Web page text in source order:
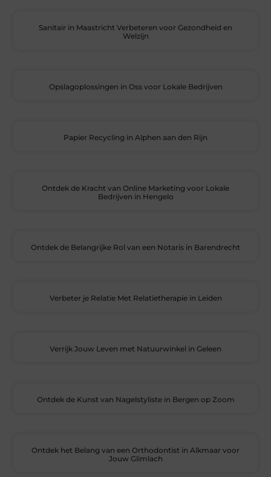
Sanitair in Maastricht Verbeteren voor Gezondheid en
Welzijn
Opslagoplossingen in Oss voor Lokale Bedrijven
Papier Recycling in Alphen aan den Rijn
Ontdek de Kracht van Online Marketing voor Lokale
Bedrijven in Hengelo
Ontdek de Belangrijke Rol van een Notaris in Barendrecht
Verbeter je Relatie Met Relatietherapie in Leiden
Verrijk Jouw Leven met Natuurwinkel in Geleen
Ontdek de Kunst van Nagelstyliste in Bergen op Zoom
Ontdek het Belang van een Orthodontist in Alkmaar voor
Jouw Glimlach